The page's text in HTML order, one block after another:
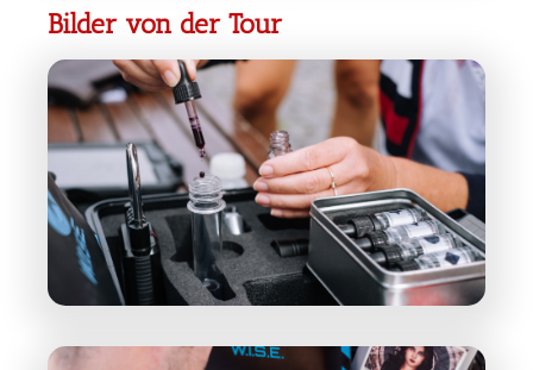
Bilder von der Tour